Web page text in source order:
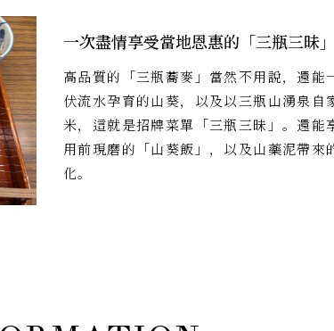
一次盡情享受當地恩惠的「三瓶三昧」
高品質的「三瓶蕎麥」當然不用說，還能
伏流水孕育的山葵，以及以三瓶山湧泉自
米，這就是招牌菜單「三瓶三昧」。還能
用前現磨的「山葵飯」，以及山藥泥帶來
化。